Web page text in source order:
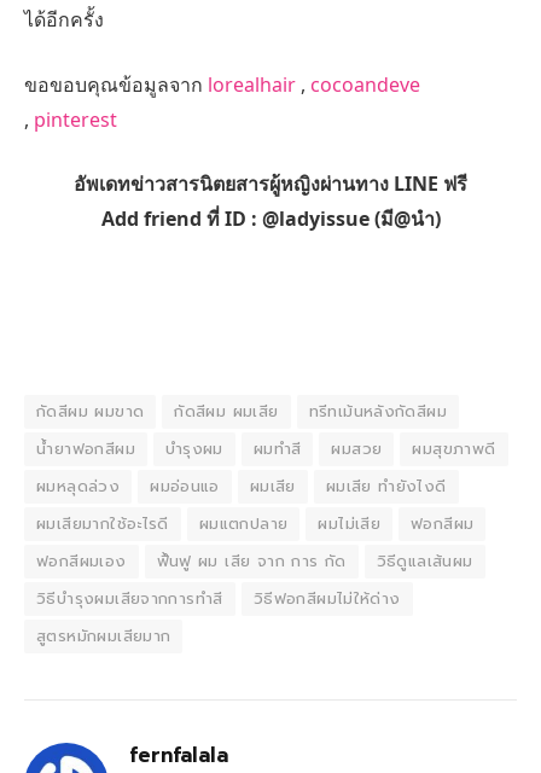
ได้อีกครั้ง
ขอขอบคุณข้อมูลจาก lorealhair , cocoandeve
, pinterest
อัพเดทข่าวสารนิตยสารผู้หญิงผ่านทาง LINE ฟรี
Add friend ที่ ID : @ladyissue (มี@นำ)
กัดสีผม ผมขาด กัดสีผม ผมเสีย
ทรีทเม้นหลังกัดสีผม
น้ํายาฟอกสีผม
บำรุงผม ผมทำสี ผมสวย
ผมสุขภาพดี
ผมหลุดล่วง
ผมอ่อนแอ ผมเสีย
ผมเสีย ทำยังไงดี
ผมเสียมากใช้อะไรดี
ผมแตกปลาย ผมไม่เสีย
ฟอกสีผม
ฟอกสีผมเอง
ฟื้นฟู ผม เสีย จาก การ กัด
วิธีดูแลเส้นผม
วิธีบํารุงผมเสียจากการทําสี
วิธีฟอกสีผมไม่ให้ด่าง
สูตรหมักผมเสียมาก
fernfalala